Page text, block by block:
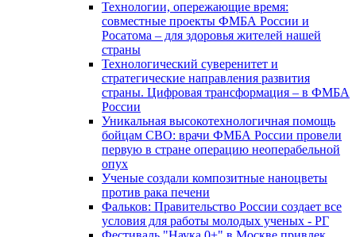
Технологии, опережающие время:
совместные проекты ФМБА России и
Росатома – для здоровья жителей нашей
страны
Технологический суверенитет и
стратегические направления развития
страны. Цифровая трансформация – в ФМБА
России
Уникальная высокотехнологичная помощь
бойцам СВО: врачи ФМБА России провели
первую в стране операцию неоперабельной
опух
Ученые создали композитные наноцветы
против рака печени
Фальков: Правительство России создает все
условия для работы молодых ученых - РГ